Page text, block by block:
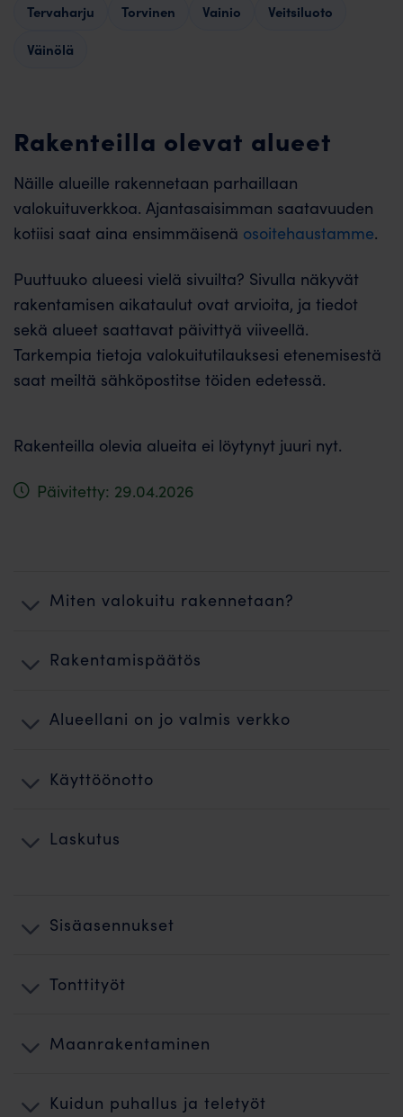
Tervaharju
Torvinen Vainio
Veitsiluoto
Väinölä
Rakenteilla olevat alueet
Näille alueille rakennetaan parhaillaan
valokuituverkkoa. Ajantasaisimman saatavuuden
kotiisi saat aina ensimmäisenä osoitehaustamme.
Puuttuuko alueesi vielä sivuilta? Sivulla näkyvät
rakentamisen aikataulut ovat arvioita, ja tiedot
sekä alueet saattavat päivittyä viiveellä.
Tarkempia tietoja valokuitutilauksesi etenemisestä
saat meiltä sähköpostitse töiden edetessä.
Rakenteilla olevia alueita ei löytynyt juuri nyt.
Päivitetty: 29.04.2026
Miten valokuitu rakennetaan?
Rakentamispäätös
Alueellani on jo valmis verkko
Käyttöönotto
Laskutus
Sisäasennukset
Tonttityöt
Maanrakentaminen
Kuidun puhallus ja teletyöt